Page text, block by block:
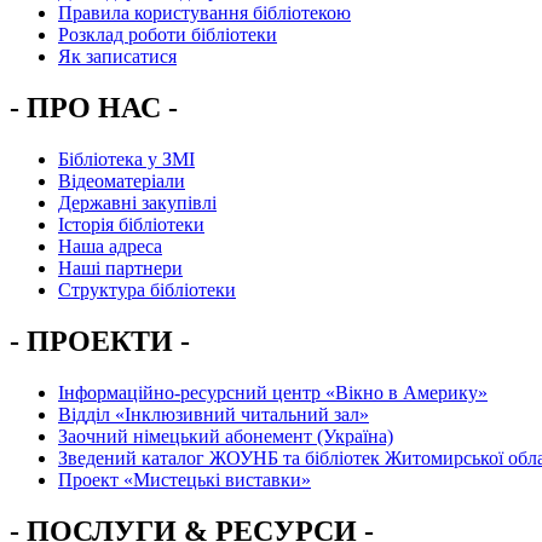
Правила користування бібліотекою
Розклад роботи бібліотеки
Як записатися
- ПРО НАС -
Бібліотека у ЗМІ
Відеоматеріали
Державні закупівлі
Історія бібліотеки
Наша адреса
Наші партнери
Структура бібліотеки
- ПРОЕКТИ -
Інформаційно-ресурсний центр «Вікно в Америку»
Вiддiл «Інклюзивний читальний зал»
Заочний німецький абонемент (Україна)
Зведений каталог ЖОУНБ та бібліотек Житомирської
Проект «Мистецькі виставки»
- ПОСЛУГИ & РЕСУРСИ -